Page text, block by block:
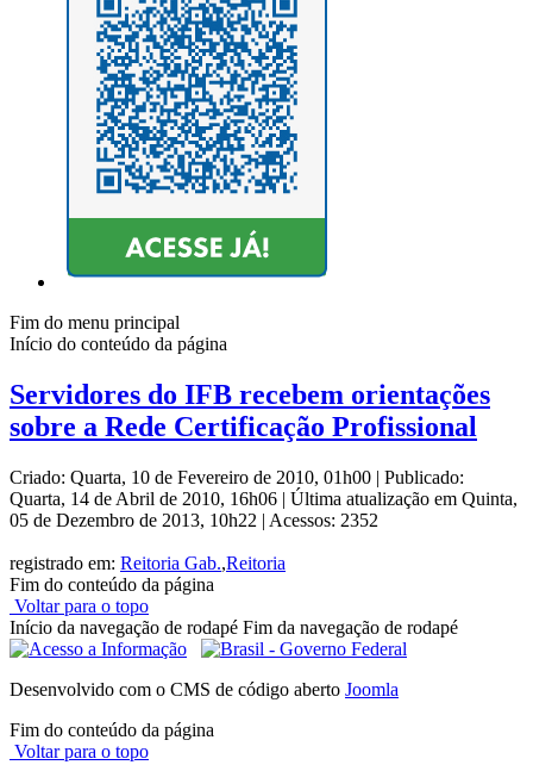
Fim do menu principal
Início do conteúdo da página
Servidores do IFB recebem orientações
sobre a Rede Certificação Profissional
Criado: Quarta, 10 de Fevereiro de 2010, 01h00 | Publicado:
Quarta, 14 de Abril de 2010, 16h06 | Última atualização em Quinta,
05 de Dezembro de 2013, 10h22 | Acessos: 2352
registrado em: Reitoria Gab.,Reitoria
Fim do conteúdo da página
Voltar para o topo
Início da navegação de rodapé Fim da navegação de rodapé
Desenvolvido com o CMS de código aberto Joomla
Fim do conteúdo da página
Voltar para o topo